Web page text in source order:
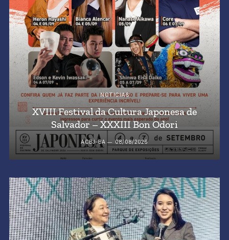
NOTICIAS
XVIII Festival da Cultura Japonesa de
Salvador – XXXIII Bon Odori
ACBJ-BA 08/08/2026